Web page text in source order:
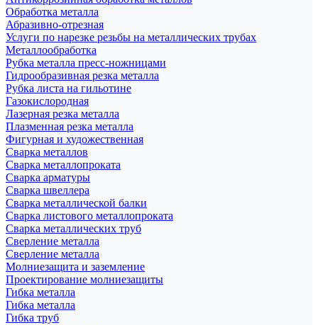
Обработка металла
Абразивно-отрезная
Услуги по нарезке резьбы на металлических трубах
Металлообработка
Рубка металла пресс-ножницами
Гидрообразивная резка металла
Рубка листа на гильотине
Газокислородная
Лазерная резка металла
Плазменная резка металла
Фигурная и художественная
Сварка металлов
Сварка металлопроката
Сварка арматуры
Сварка швеллера
Сварка металлической балки
Сварка листового металлопроката
Сварка металлических труб
Сверление металла
Сверление металла
Молниезащита и заземление
Проектирование молниезащиты
Гибка металла
Гибка металла
Гибка труб